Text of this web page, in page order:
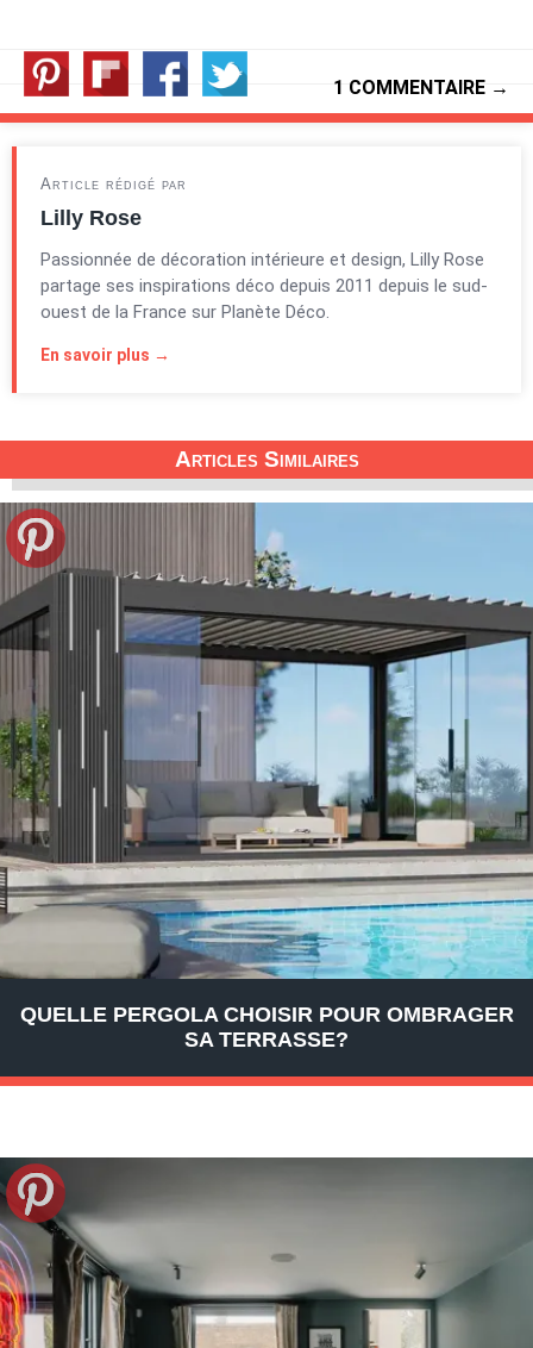
1 COMMENTAIRE →
Article rédigé par
Lilly Rose
Passionnée de décoration intérieure et design, Lilly Rose
partage ses inspirations déco depuis 2011 depuis le sud-
ouest de la France sur Planète Déco.
En savoir plus →
Articles Similaires
QUELLE PERGOLA CHOISIR POUR OMBRAGER
SA TERRASSE?